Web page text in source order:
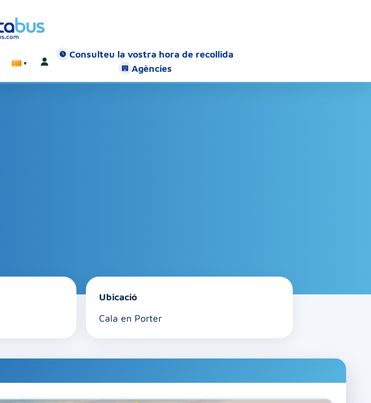
Consulteu la vostra hora de recollida
Agències
Ubicació
Cala en Porter